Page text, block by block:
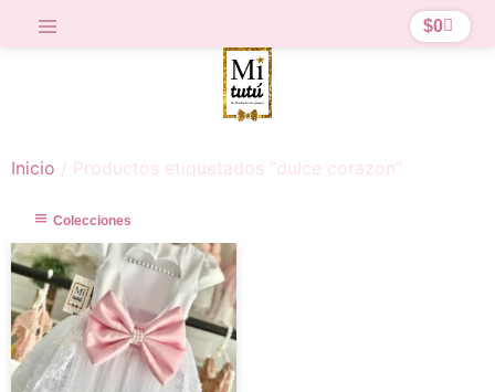
$0
Inicio / Productos etiquetados “dulce corazon”
Colecciones